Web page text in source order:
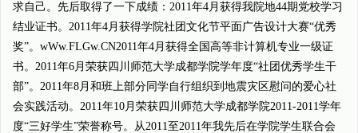
求自己。先后取得了一下成绩：2011年4月获得我院地44期党校学习
结业证书。2011年4月获得学院社团文化节平面广告设计大赛“优秀
奖”。wWw.FLGw.CN2011年4月获得全国高等非计算机专业一级证
书。2011年6月荣获四川师范大学成都学院学年度“社团优秀学生干
部”。2011年8月和班上部分同学自行组织到地震灾区慰问的爱心社
会实践活动。2011年10月荣获四川师范大学成都学院2011-2011学年
度“三好学生”荣誉称号。从2011至2011年我先后在学院学生联合会